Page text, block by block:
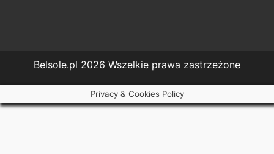
Belsole.pl 2026 Wszelkie prawa zastrzeżone
Privacy & Cookies Policy